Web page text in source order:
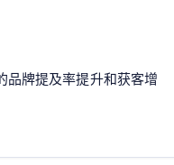
品牌提及率提升和获客增